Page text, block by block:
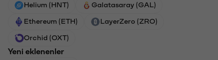
Helium (HNT) Galatasaray (GAL)
Ethereum (ETH) LayerZero (ZRO)
Orchid (OXT)
Yeni eklenenler